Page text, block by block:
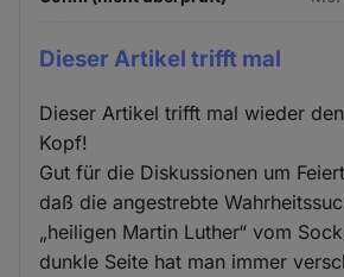
Dieser Artikel trifft mal
Dieser Artikel trifft mal wieder
Kopf!
Gut für die Diskussionen um
daß die angestrebte
„heiligen Martin Luther“ vom
dunkle Seite hat man immer